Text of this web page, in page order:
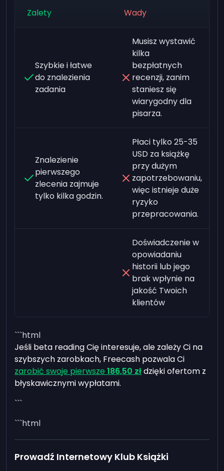
Zalety Wady
Szybkie i łatwe
do znalezienia
zadania
Musisz wystawić
kilka
bezpłatnych
recenzji, zanim
staniesz się
wiarygodny dla
pisarza.
Znalezienie
pierwszego
zlecenia zajmuje
tylko kilka godzin.
Płaci tylko 25-35
USD za książkę
przy dużym
zapotrzebowaniu,
więc istnieje duże
ryzyko
przepracowania.
Doświadczenie w
opowiadaniu
historii lub jego
brak wpłynie na
jakość Twoich
klientów
```html
Jeśli beta reading Cię interesuje, ale zależy Ci na
szybszych zarobkach, Freecash pozwala Ci
zarobić swoje pierwsze186,50 złdzięki ofertom z
błyskawicznymi wypłatami.
```
```html
Prowadź Internetowy Klub Książki